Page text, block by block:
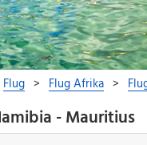
- Mauritius